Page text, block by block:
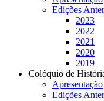
Edições
2023
2022
2021
2020
2019
Colóquio de
Apresentação
Edições